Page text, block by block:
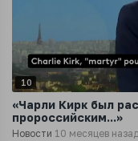
10
«Чарли Кирк был
пророссийским...»
Новости 10 месяцев